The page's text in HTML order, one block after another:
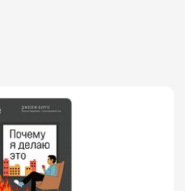
чтобы не расставаться